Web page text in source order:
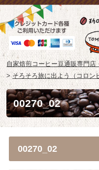
自家焙煎コーヒー豆通販専門店
>そろそろ旅に出よう（コロ
00270_02
00270_02